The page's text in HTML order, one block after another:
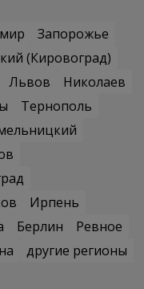
Запорожье
(Кировоград)
Львов
Николаев
Тернополь
Ирпень
Берлин
Ревное
другие регионы